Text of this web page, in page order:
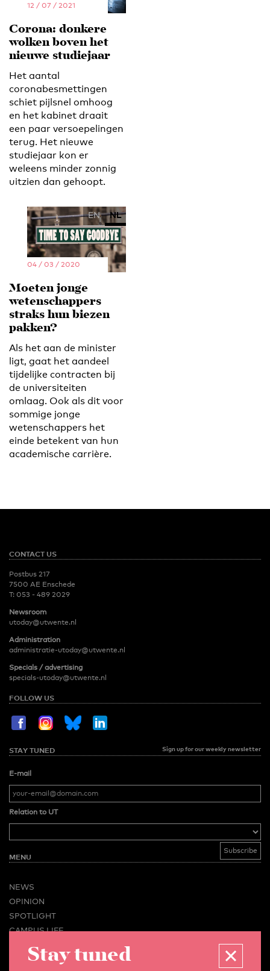
12 / 07 / 2021
Corona: donkere
wolken boven het
nieuwe studiejaar
Het aantal
coronabesmettingen
schiet pijlsnel omhoog
en het kabinet draait
een paar versoepelingen
terug. Het nieuwe
studiejaar kon er
weleens minder zonnig
uitzien dan gehoopt.
EN NL
04 / 03 / 2020
Moeten jonge
wetenschappers
straks hun biezen
pakken?
Als het aan de minister
ligt, gaat het aandeel
tijdelijke contracten bij
de universiteiten
omlaag. Ook als dit voor
sommige jonge
wetenschappers het
einde betekent van hun
academische carrière.
CONTACT US
Postbus 217
7500 AE Enschede
T: 053 - 489 2029
Newsroom
utoday@utwente.nl
Administration
administratie-utoday@utwente.nl
Specials / advertising
specials-utoday@utwente.nl
FOLLOW US
STAY TUNED Sign up for our weekly newsletter
E-mail
Relation to UT
MENU
NEWS
OPINION
SPOTLIGHT
CAMPUS LIFE
Stay tuned